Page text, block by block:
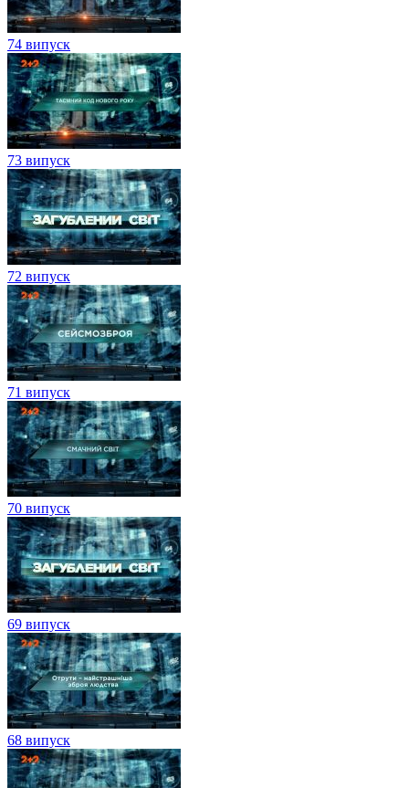
74 випуск
73 випуск
72 випуск
71 випуск
70 випуск
69 випуск
68 випуск